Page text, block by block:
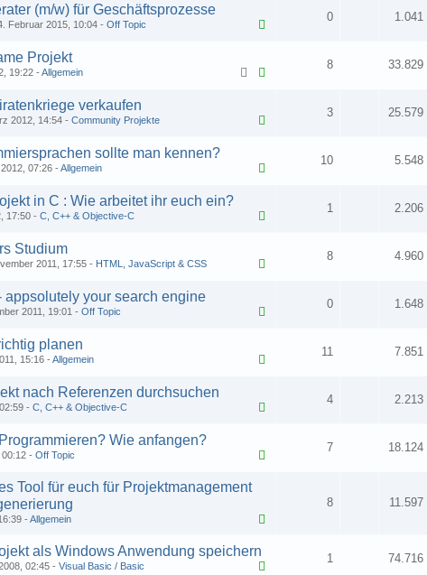
(m/w) für Geschäftsprozesse
Februar 2015, 10:04 Off Topic
0 1.041
Projekt
19:22 Allgemein
8 33.829
verkaufen
2012, 14:54 Community Projekte
3 25.579
sollte man kennen?
07:26 Allgemein
10 5.548
in C : Wie arbeitet ihr euch ein?
17:50 C, C++ & Objective-C
1 2.206
Studium
2011, 17:55 HTML, JavaScript & CSS
8 4.960
appsolutely your search engine
2011, 19:01 Off Topic
0 1.648
planen
15:16 Allgemein
11 7.851
nach Referenzen durchsuchen
C, C++ & Objective-C
4 2.213
Wie anfangen?
00:12 Off Topic
7 18.124
Tool für euch für Projektmanagement
Allgemein
8 11.597
als Windows Anwendung speichern
02:45 Visual Basic / Basic
1 74.716